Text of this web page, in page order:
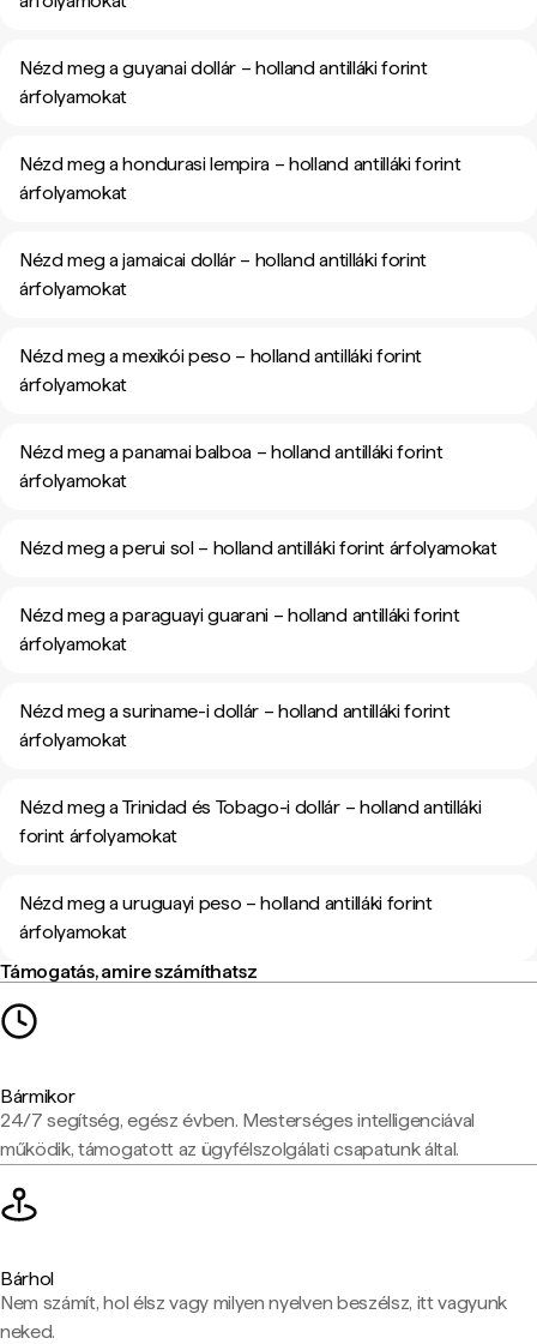
Nézd meg a guyanai dollár – holland antilláki forint
árfolyamokat
Nézd meg a hondurasi lempira – holland antilláki forint
árfolyamokat
Nézd meg a jamaicai dollár – holland antilláki forint
árfolyamokat
Nézd meg a mexikói peso – holland antilláki forint
árfolyamokat
Nézd meg a panamai balboa – holland antilláki forint
árfolyamokat
Nézd meg a perui sol – holland antilláki forint árfolyamokat
Nézd meg a paraguayi guarani – holland antilláki forint
árfolyamokat
Nézd meg a suriname-i dollár – holland antilláki forint
árfolyamokat
Nézd meg a Trinidad és Tobago-i dollár – holland antilláki
forint árfolyamokat
Nézd meg a uruguayi peso – holland antilláki forint
árfolyamokat
Támogatás, amire számíthatsz
Bármikor
24/7 segítség, egész évben. Mesterséges intelligenciával
működik, támogatott az ügyfélszolgálati csapatunk által.
Bárhol
Nem számít, hol élsz vagy milyen nyelven beszélsz, itt vagyunk
neked.